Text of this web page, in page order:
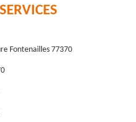
Fontenailles 77370